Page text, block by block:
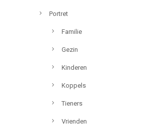
Portret
Familie
Gezin
Kinderen
Koppels
Tieners
Vrienden